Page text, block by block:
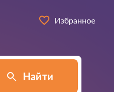
Избранное
Найти